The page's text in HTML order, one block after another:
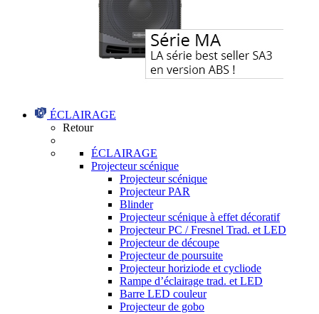
ÉCLAIRAGE
Retour
ÉCLAIRAGE
Projecteur scénique
Projecteur scénique
Projecteur PAR
Blinder
Projecteur scénique à effet décoratif
Projecteur PC / Fresnel Trad. et LED
Projecteur de découpe
Projecteur de poursuite
Projecteur horiziode et cycliode
Rampe d’éclairage trad. et LED
Barre LED couleur
Projecteur de gobo